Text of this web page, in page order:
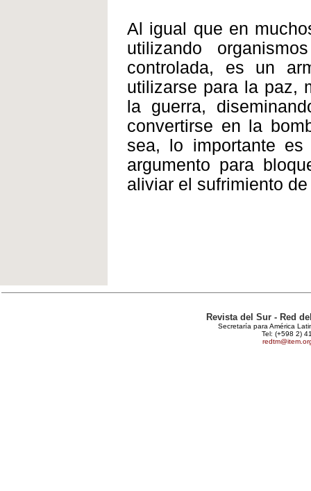
Al igual que en
utilizando
controlada, es un
utilizarse para la paz,
la guerra,
convertirse en la
sea, lo importante
argumento para
aliviar el sufrimiento
Revista del Sur - Red
Secretaría para América
Tel: (+598 2)